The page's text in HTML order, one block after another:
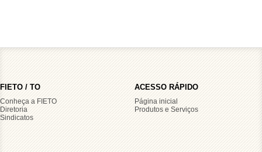
FIETO / TO
Conheça a FIETO
Diretoria
Sindicatos
ACESSO RÁPIDO
Página inicial
Produtos e Serviços